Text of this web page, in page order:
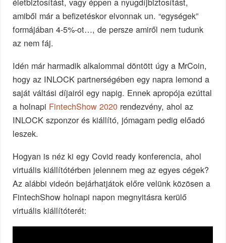
amiből már a befizetéskor elvonnak un. “egységek”
formájában 4-5%-ot…, de persze amiről nem tudunk
az nem fáj.
Idén már harmadik alkalommal döntött úgy a MrCoin,
hogy az INLOCK partnerségében egy napra lemond a
saját váltási díjairól egy napig. Ennek apropója ezúttal
a holnapi FintechShow 2020 rendezvény, ahol az
INLOCK szponzor és kiállító, jómagam pedig előadó
leszek.
Hogyan is néz ki egy Covid ready konferencia, ahol
virtuális kiállítótérben jelennem meg az egyes cégek?
Az alábbi videón bejárhatjátok előre velünk közösen a
FintechShow holnapi napon megnyitásra kerülő
virtuális kiállítóterét: